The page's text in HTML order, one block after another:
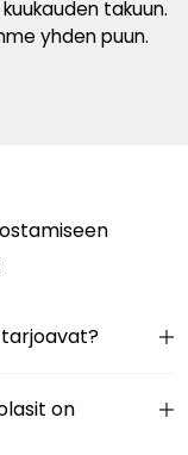
takuun.
yhden puun.
on